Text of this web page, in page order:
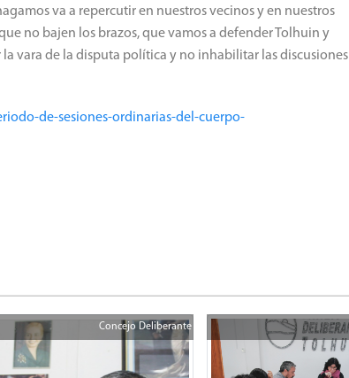
va a repercutir en nuestros vecinos y en nuestros
no bajen los brazos, que vamos a defender Tolhuin y
vara de la disputa política y no inhabilitar las discusiones
de-sesiones-ordinarias-del-cuerpo-
Concejo Deliberante